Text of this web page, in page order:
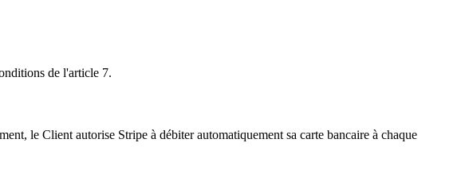
de l'article 7.
le Client autorise Stripe à débiter automatiquement sa carte bancaire à chaque